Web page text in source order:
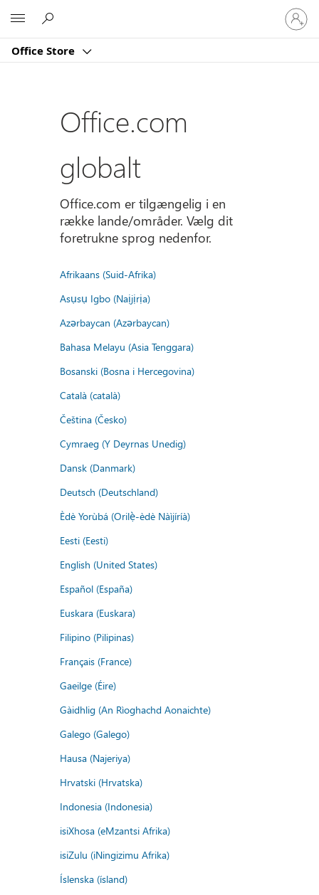
Office Store
Log
på
din
Office.com
globalt
Office.com er tilgængelig i en
række lande/områder. Vælg dit
foretrukne sprog nedenfor.
Afrikaans (Suid-Afrika)
Asụsụ Igbo (Naịjịrịa)
Azərbaycan (Azərbaycan)
Bahasa Melayu (Asia Tenggara)
Bosanski (Bosna i Hercegovina)
Català (català)
Čeština (Česko)
Cymraeg (Y Deyrnas Unedig)
Dansk (Danmark)
Deutsch (Deutschland)
Èdè Yorùbá (Orilẹ̀-èdè Nàìjíríà)
Eesti (Eesti)
English (United States)
Español (España)
Euskara (Euskara)
Filipino (Pilipinas)
Français (France)
Gaeilge (Éire)
Gàidhlig (An Rìoghachd Aonaichte)
Galego (Galego)
Hausa (Najeriya)
Hrvatski (Hrvatska)
Indonesia (Indonesia)
isiXhosa (eMzantsi Afrika)
isiZulu (iNingizimu Afrika)
Íslenska (ísland)